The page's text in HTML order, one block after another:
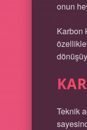
onun
Karbon
Teknik